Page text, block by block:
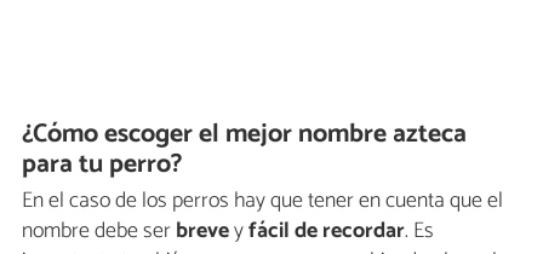
¿Cómo escoger el mejor nombre azteca
para tu perro?
En el caso de los perros hay que tener en cuenta que el
nombre debe serbreveyfácil de recordar. Es